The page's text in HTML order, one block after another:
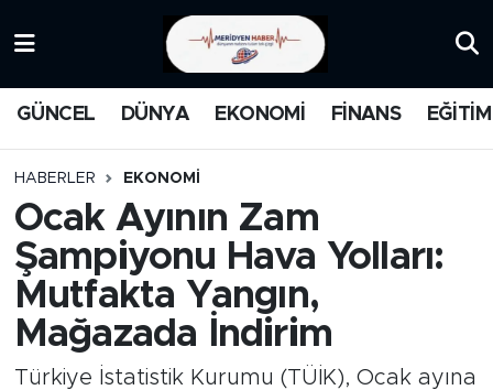
GÜNCEL DÜNYA EKONOMİ FİNANS EĞİTİM
HABERLER EKONOMİ
Ocak Ayının Zam
Şampiyonu Hava Yolları:
Mutfakta Yangın,
Mağazada İndirim
Türkiye İstatistik Kurumu (TÜİK), Ocak ayına
MEDYA
FİNANS
DÜNYA
Trafik Durumu
Süper Lig Puan Durumu ve Fikstür
Tüm Manşetler